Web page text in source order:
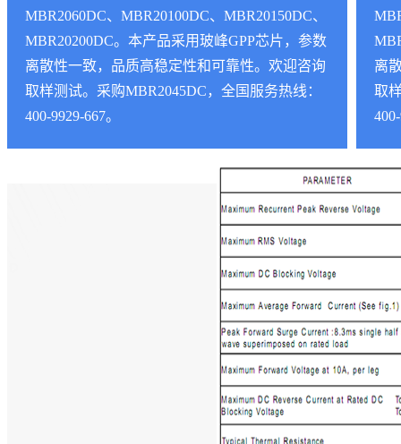
MBR2060DC、MBR20100DC、MBR20150DC、
MBR20200DC。本产品采用玻峰GPP芯片，参数
离散性一致，品质高稳定性和可靠性。欢迎咨询
取样测试。采购MBR2045DC，全国服务热线：
400-9929-667。
离
取